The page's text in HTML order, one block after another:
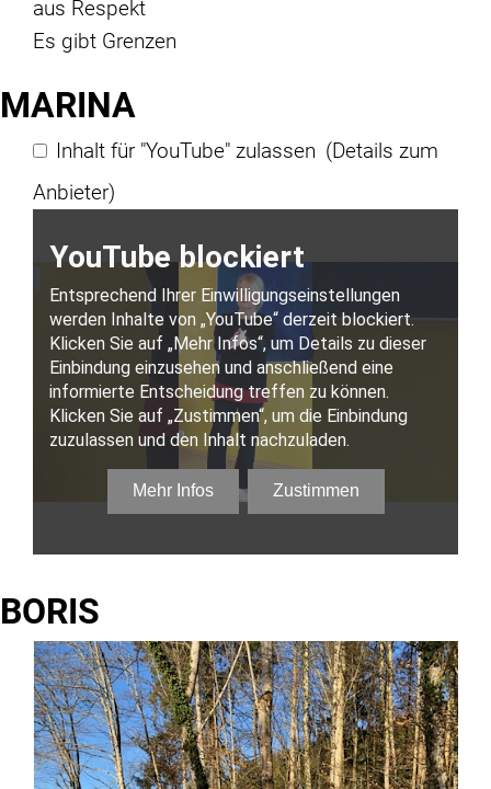
aus Respekt
Es gibt Grenzen
MARINA
Inhalt für "YouTube" zulassen (Details zum
Anbieter)
BORIS